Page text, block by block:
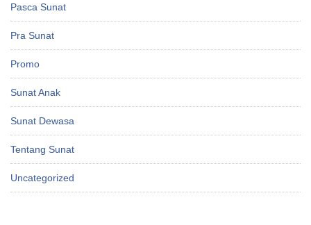
Pasca Sunat
Pra Sunat
Promo
Sunat Anak
Sunat Dewasa
Tentang Sunat
Uncategorized